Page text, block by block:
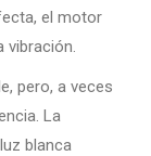
el motor
vibración.
pero, a veces
La
blanca